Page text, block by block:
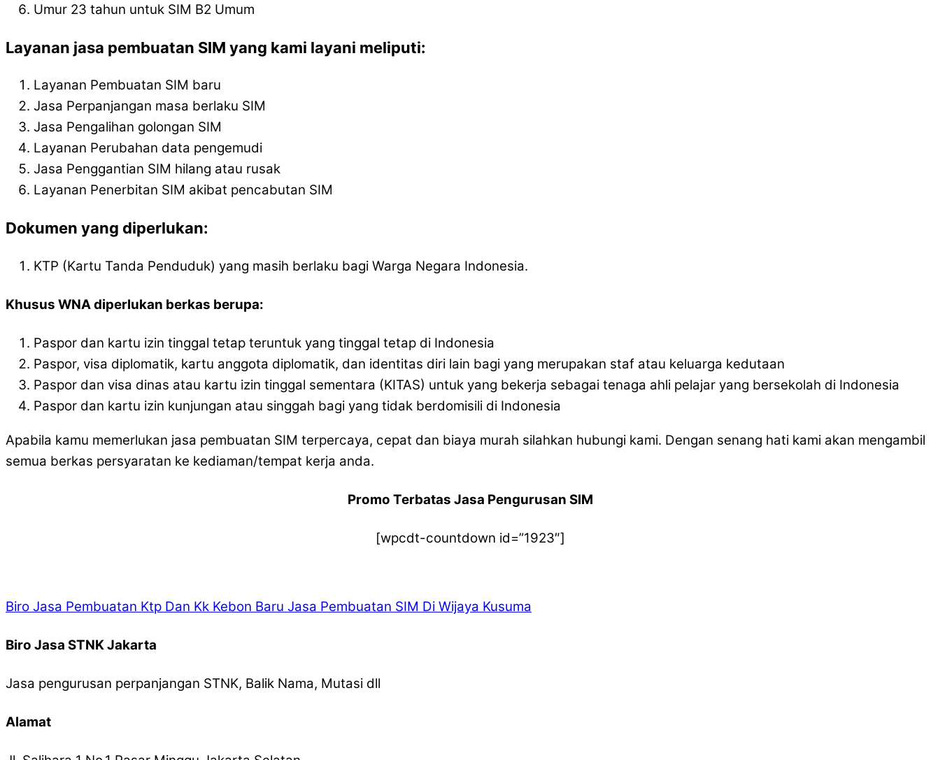
Umur 23 tahun untuk SIM B2 Umum
Layanan jasa pembuatan SIM yang kami layani meliputi:
Layanan Pembuatan SIM baru
Jasa Perpanjangan masa berlaku SIM
Jasa Pengalihan golongan SIM
Layanan Perubahan data pengemudi
Jasa Penggantian SIM hilang atau rusak
Layanan Penerbitan SIM akibat pencabutan SIM
Dokumen yang diperlukan:
KTP (Kartu Tanda Penduduk) yang masih berlaku bagi Warga Negara Indonesia.
Khusus WNA diperlukan berkas berupa:
Paspor dan kartu izin tinggal tetap teruntuk yang tinggal tetap di Indonesia
Paspor, visa diplomatik, kartu anggota diplomatik, dan identitas diri lain bagi yang merupakan staf atau keluarga kedutaan
Paspor dan visa dinas atau kartu izin tinggal sementara (KITAS) untuk yang bekerja sebagai tenaga ahli pelajar yang bersekolah di Indonesia
Paspor dan kartu izin kunjungan atau singgah bagi yang tidak berdomisili di Indonesia
Apabila kamu memerlukan jasa pembuatan SIM terpercaya, cepat dan biaya murah silahkan hubungi kami. Dengan senang hati kami akan mengambil
semua berkas persyaratan ke kediaman/tempat kerja anda.
Promo Terbatas Jasa Pengurusan SIM
[wpcdt-countdown id=”1923″]
Biro Jasa Pembuatan Ktp Dan Kk Kebon Baru Jasa Pembuatan SIM Di Wijaya Kusuma
Biro Jasa STNK Jakarta
Jasa pengurusan perpanjangan STNK, Balik Nama, Mutasi dll
Alamat